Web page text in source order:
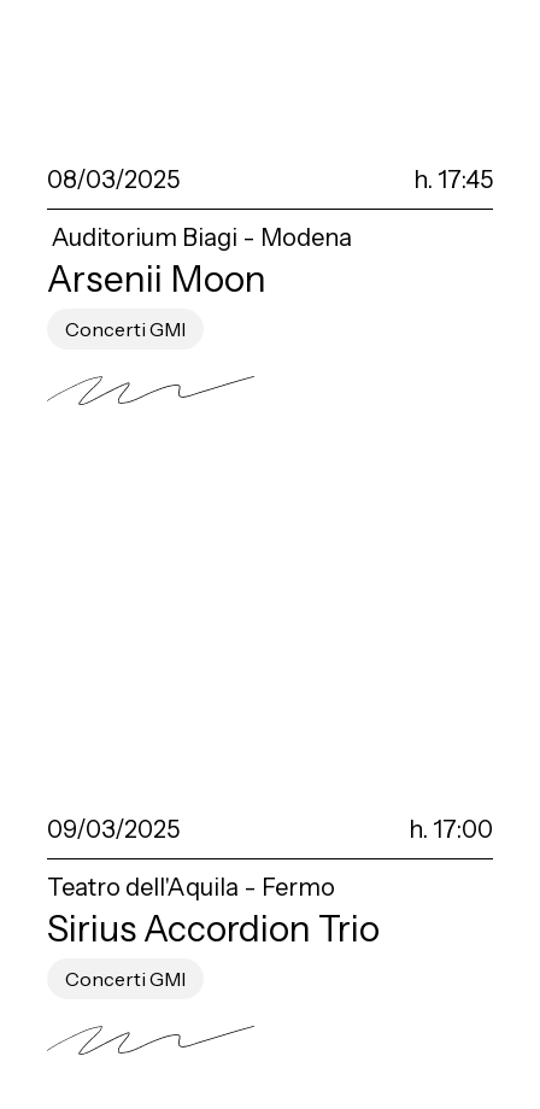
08/03/2025
h. 17:45
Auditorium Biagi - Modena
Arsenii Moon
Concerti GMI
09/03/2025
h. 17:00
Teatro dell'Aquila - Fermo
Sirius Accordion Trio
Concerti GMI